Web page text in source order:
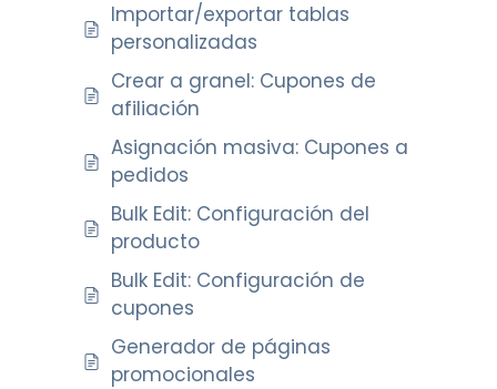
Importar/exportar tablas
personalizadas
Crear a granel: Cupones de
afiliación
Asignación masiva: Cupones a
pedidos
Bulk Edit: Configuración del
producto
Bulk Edit: Configuración de
cupones
Generador de páginas
promocionales